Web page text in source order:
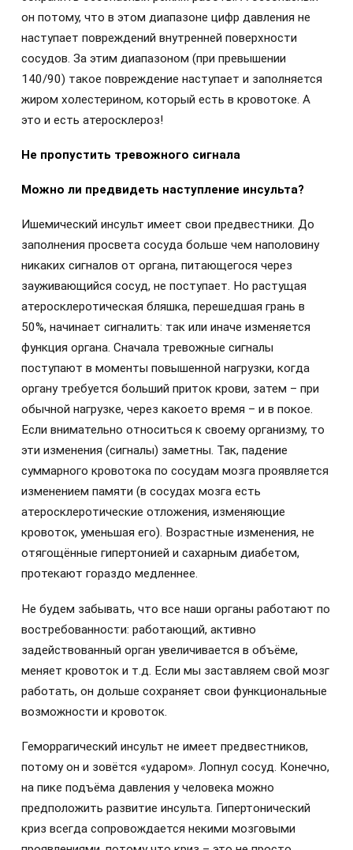
он потому, что в этом диапазоне цифр давления не
наступает повреждений внутренней поверхности
сосудов. За этим диапазоном (при превышении
140/90) такое повреждение наступает и заполняется
жиром холестерином, который есть в кровотоке. А
это и есть атеросклероз!
Не пропустить тревожного сигнала
Можно ли предвидеть наступление инсульта?
Ишемический инсульт имеет свои предвестники. До
заполнения просвета сосуда больше чем наполовину
никаких сигналов от органа, питающегося через
зауживающийся сосуд, не поступает. Но растущая
атеросклеротическая бляшка, перешедшая грань в
50%, начинает сигналить: так или иначе изменяется
функция органа. Сначала тревожные сигналы
поступают в моменты повышенной нагрузки, когда
органу требуется больший приток крови, затем – при
обычной нагрузке, через какоето время – и в покое.
Если внимательно относиться к своему организму, то
эти изменения (сигналы) заметны. Так, падение
суммарного кровотока по сосудам мозга проявляется
изменением памяти (в сосудах мозга есть
атеросклеротические отложения, изменяющие
кровоток, уменьшая его). Возрастные изменения, не
отягощённые гипертонией и сахарным диабетом,
протекают гораздо медленнее.
Не будем забывать, что все наши органы работают по
востребованности: работающий, активно
задействованный орган увеличивается в объёме,
меняет кровоток и т.д. Если мы заставляем свой мозг
работать, он дольше сохраняет свои функциональные
возможности и кровоток.
Геморрагический инсульт не имеет предвестников,
потому он и зовётся «ударом». Лопнул сосуд. Конечно,
на пике подъёма давления у человека можно
предположить развитие инсульта. Гипертонический
криз всегда сопровождается некими мозговыми